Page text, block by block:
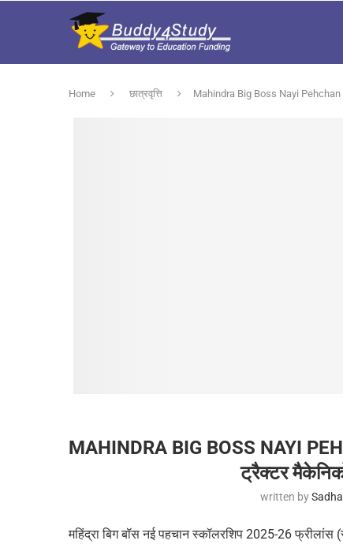
Home छात्रवृत्ति Mahindra Big Boss Nayi
MAHINDRA BIG BOSS NAYI
ट्रैक्टर
written by
महिंद्रा बिग बॉस नई पहचान स्कॉलरशिप 2025-26